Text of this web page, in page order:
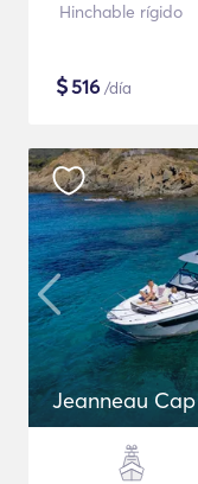
Hinchable rígido
$516 /día
Jeanneau